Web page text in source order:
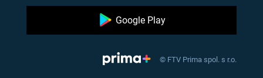
Google Play
© FTV Prima spol. s r.o.